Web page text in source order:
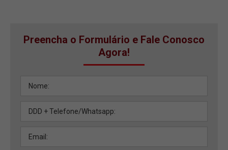
Preencha o Formulário e Fale Conosco
Agora!